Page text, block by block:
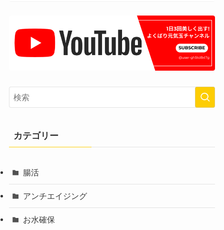
カテゴリー
腸活
アンチエイジング
お水確保